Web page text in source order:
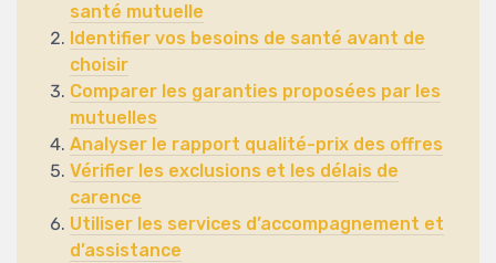
santé mutuelle
Identifier vos besoins de santé avant de
choisir
Comparer les garanties proposées par les
mutuelles
Analyser le rapport qualité-prix des offres
Vérifier les exclusions et les délais de
carence
Utiliser les services d’accompagnement et
d’assistance